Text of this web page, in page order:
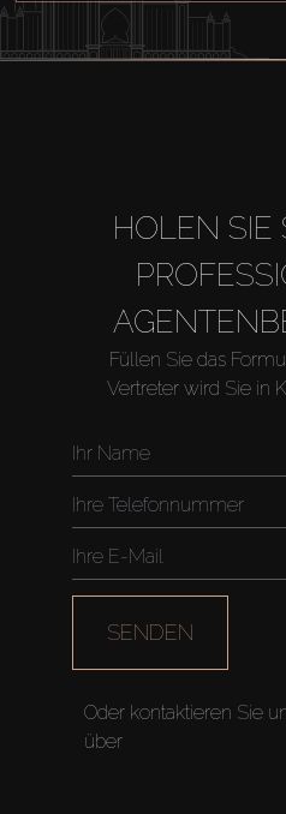
HOLEN SIE
Füllen Sie das
Vertreter wird Sie in
SENDEN
Oder kontaktieren Sie
über